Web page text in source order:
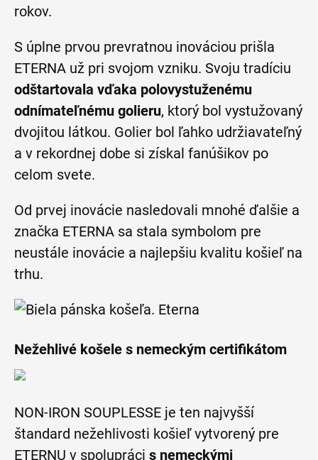
rokov.
S úplne prvou prevratnou inováciou prišla
ETERNA už pri svojom vzniku. Svoju tradíciu
odštartovala vďaka polovystuženému
odnímateľnému golieru, ktorý bol vystužovaný
dvojitou látkou. Golier bol ľahko udržiavateľný
a v rekordnej dobe si získal fanúšikov po
celom svete.
Od prvej inovácie nasledovali mnohé ďalšie a
značka ETERNA sa stala symbolom pre
neustále inovácie a najlepšiu kvalitu košieľ na
trhu.
Nežehlivé košele s nemeckým certifikátom
NON-IRON SOUPLESSE je ten najvyšší
štandard nežehlivosti košieľ vytvorený pre
ETERNU v spolupráci s nemeckými